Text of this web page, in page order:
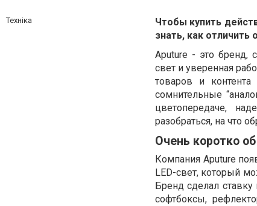
Техніка
Чтобы купить
знать, как отличить
Aputure - это бренд,
свет и уверенная
товаров и
сомнительные
цветопередаче,
разобраться, на что
Очень коротко
Компания Aputure
LED-свет, который
Бренд сделал
софтбоксы,